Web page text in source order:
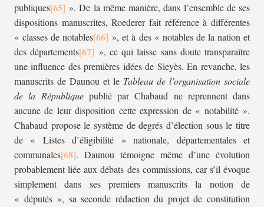
publiques
». De la même manière, dans l’ensemble de ses
dispositions manuscrites, Roederer fait référence à différentes
« classes de notables
», et à des « notables de la nation et
des départements
», ce qui laisse sans doute transparaître
une influence des premières idées de Sieyès. En revanche, les
manuscrits de Daunou et le Tableau de l’organisation sociale
de la Républiquepublié par Chabaud ne reprennent dans
aucune de leur disposition cette expression de « notabilité ».
Chabaud propose le système de degrés d’élection sous le titre
de « Listes d’éligibilité » nationale, départementales et
communales
. Daunou témoigne même d’une évolution
probablement liée aux débats des commissions, car s’il évoque
simplement dans ses premiers manuscrits la notion de
« députés », sa seconde rédaction du projet de constitution